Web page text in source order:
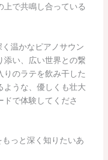
で共鳴し合っている
温かなピアノサウン
添い、広い世界との繋
のラテを飲み干した
ような、優しくも壮大
で体験してくださ
っと深く知りたいあ